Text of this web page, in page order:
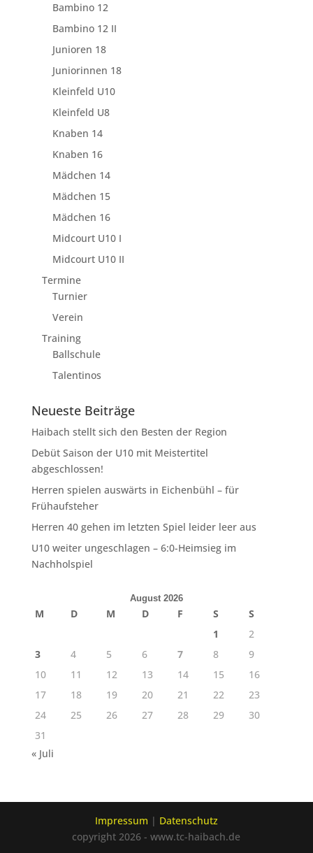
Bambino 12
Bambino 12 II
Junioren 18
Juniorinnen 18
Kleinfeld U10
Kleinfeld U8
Knaben 14
Knaben 16
Mädchen 14
Mädchen 15
Mädchen 16
Midcourt U10 I
Midcourt U10 II
Termine
Turnier
Verein
Training
Ballschule
Talentinos
Neueste Beiträge
Haibach stellt sich den Besten der Region
Debüt Saison der U10 mit Meistertitel
abgeschlossen!
Herren spielen auswärts in Eichenbühl – für
Frühaufsteher
Herren 40 gehen im letzten Spiel leider leer aus
U10 weiter ungeschlagen – 6:0-Heimsieg im
Nachholspiel
August 2026
M D M D F S
S
1
2
3
4 5 6 7 8
9
10
11 12 13 14 15
16
17
18 19 20 21 22
23
24
25 26 27 28 29
30
31
« Juli
Impressum | Datenschutz
copyright 2026 - www.tc-haibach.de